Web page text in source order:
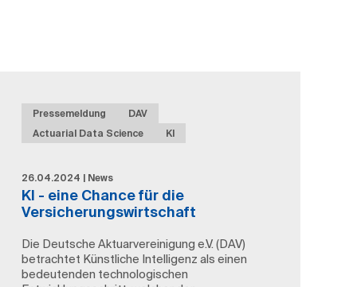
Pressemeldung
DAV
Actuarial Data Science
KI
26.04.2024 | News
KI - eine Chance für die
Versicherungswirtschaft
Die Deutsche Aktuarvereinigung e.V. (DAV)
betrachtet Künstliche Intelligenz als einen
bedeutenden technologischen